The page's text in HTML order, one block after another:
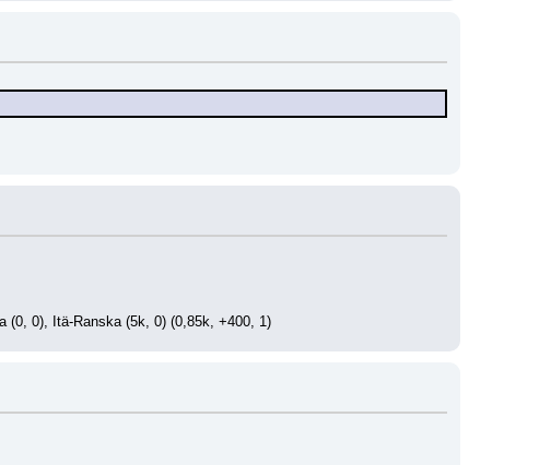
(0, 0), Itä-Ranska (5k, 0) (0,85k, +400, 1)